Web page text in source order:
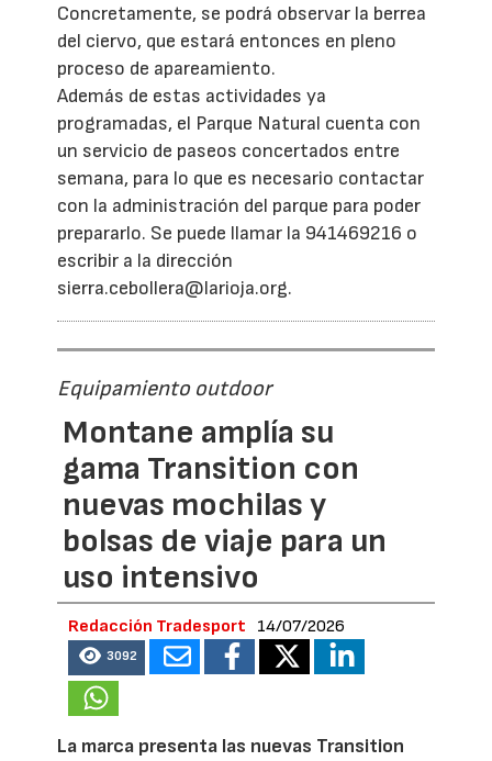
Concretamente, se podrá observar la berrea
del ciervo, que estará entonces en pleno
proceso de apareamiento.
Además de estas actividades ya
programadas, el Parque Natural cuenta con
un servicio de paseos concertados entre
semana, para lo que es necesario contactar
con la administración del parque para poder
prepararlo. Se puede llamar la 941469216 o
escribir a la dirección
sierra.cebollera@larioja.org.
Equipamiento outdoor
Montane amplía su
gama Transition con
nuevas mochilas y
bolsas de viaje para un
uso intensivo
Redacción Tradesport 14/07/2026
3092
La marca presenta las nuevas Transition